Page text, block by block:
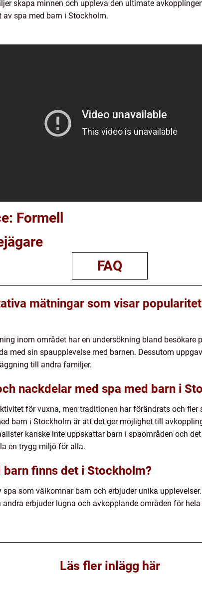
skapa minnen och uppleva den ultimate
spa med barn i Stockholm.
Formell
FAQ
mätningar som visar
inom området har en undersökning bland besökare
med sin spaupplevelse med barnen. Dessutom
till andra familjer.
nackdelar med spa med barn i
för vuxna, men traditionen har förändrats och
barn i Stockholm är att det ger möjlighet till
kanske inte uppskattar barn i spaområden och
en trygg miljö för alla.
finns det i Stockholm?
som välkomnar barn och erbjuder unika
erbjuder lugna och avkopplande områden för
Läs fler inlägg här